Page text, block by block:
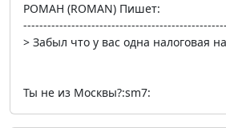
РОМАН (ROMAN) Пишет:
> Забыл что у вас одна налоговая
Ты не из Москвы?:sm7: